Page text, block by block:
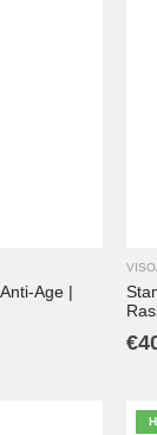
Age |
€